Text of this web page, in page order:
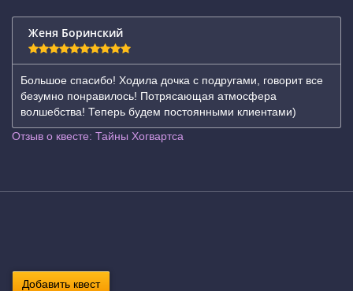
Женя Боринский
Большое спасибо! Ходила дочка с подругами, говорит все
безумно понравилось! Потрясающая атмосфера
волшебства! Теперь будем постоянными клиентами)
Отзыв о квесте: Тайны Хогвартса
Добавить квест